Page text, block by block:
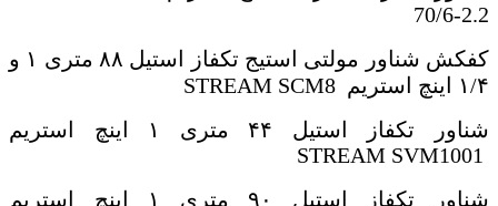
70/6-2.2
کفکش شناور مولتی استیج تکفاز استیل ۸۸ متری ۱ و
۱/۴ اینچ استریم
STREAM SCM8
شناور تکفاز استیل ۴۴ متری ۱ اینچ استریم
STREAM SVM1001
شناور تکفاز استیل ۹۰ متری ۱ اینچ استریم